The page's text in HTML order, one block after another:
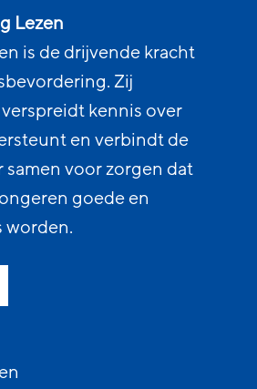
Lezen
is de drijvende kracht
Zij
kennis over
en verbindt de
samen voor zorgen dat
goede en
worden.